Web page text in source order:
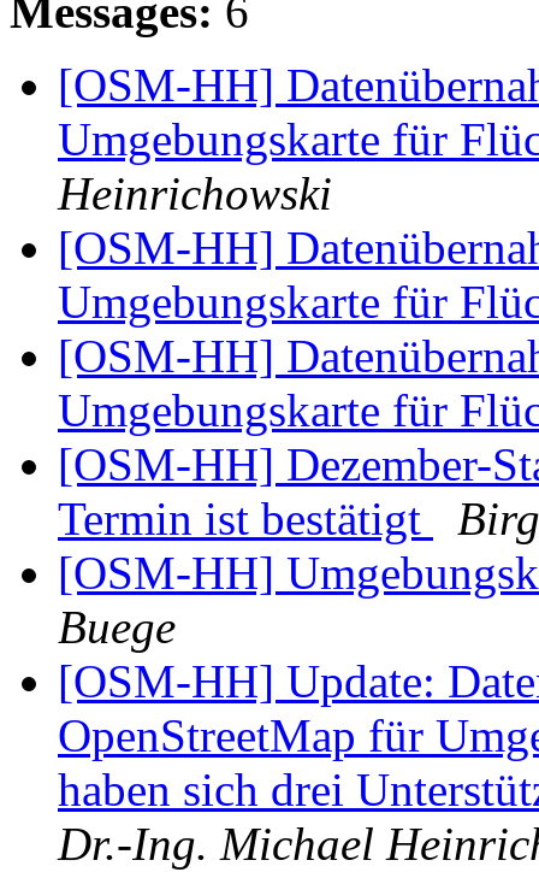
Messages: 6
[OSM-HH]
Umgebungskarte für
Heinrichowski
[OSM-HH]
Umgebungskarte für
[OSM-HH]
Umgebungskarte für
[OSM-HH] Dezember-
Termin ist bestätigt
[OSM-HH]
Buege
[OSM-HH] Update:
OpenStreetMap für
haben sich drei
Dr.-Ing. Michael